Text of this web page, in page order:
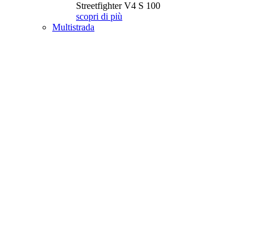
Streetfighter V4 S 100
scopri di più
Multistrada